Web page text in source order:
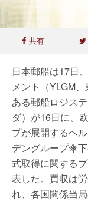
共有
日本郵船は17日
メント（YLGM
ある郵船ロジス
ダ）が16日に、
プが展開するヘ
デングループ傘
式取得に関する
表した。買収は
れ、各国関係当